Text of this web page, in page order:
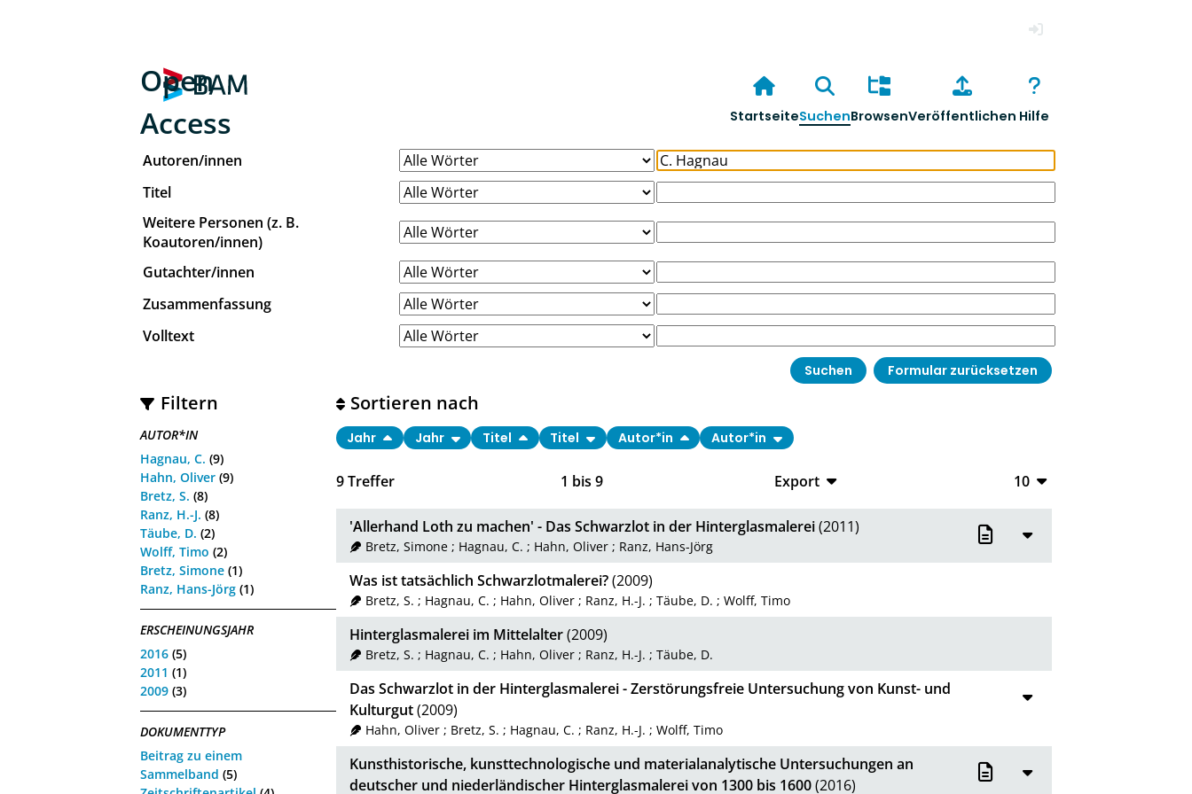
Open
Access
StartseiteSuchenBrowsenVeröffentlichen Hilfe
Autoren/innen
Titel
Weitere Personen (z. B.
Koautoren/innen)
Gutachter/innen
Zusammenfassung
Volltext
Filtern
AUTOR*IN
Hagnau, C. (9)
Hahn, Oliver (9)
Bretz, S. (8)
Ranz, H.-J. (8)
Täube, D. (2)
Wolff, Timo (2)
Bretz, Simone (1)
Ranz, Hans-Jörg (1)
ERSCHEINUNGSJAHR
2016 (5)
2011 (1)
2009 (3)
DOKUMENTTYP
Beitrag zu einem
Sammelband (5)
9Treffer 1 bis 9
Export
CSV
10
10
20
100
Sortieren nach
Jahr Jahr Titel Titel Autor*in Autor*in
'Allerhand Loth zu machen' - Das Schwarzlot in der Hinterglasmalerei(2011)
Bretz, Simone ; Hagnau, C. ; Hahn, Oliver ; Ranz, Hans-Jörg
Was ist tatsächlich Schwarzlotmalerei?(2009)
Bretz, S. ; Hagnau, C. ; Hahn, Oliver ; Ranz, H.-J. ;Täube, D. ;Wolff, Timo
Hinterglasmalerei im Mittelalter(2009)
Bretz, S. ; Hagnau, C. ; Hahn, Oliver ; Ranz, H.-J. ;Täube, D.
Das Schwarzlot in der Hinterglasmalerei - Zerstörungsfreie Untersuchung von Kunst- und
Kulturgut(2009)
Hahn, Oliver ; Bretz, S. ; Hagnau, C. ; Ranz, H.-J. ;Wolff, Timo
Kunsthistorische, kunsttechnologische und materialanalytische Untersuchungen an
deutscher und niederländischer Hinterglasmalerei von 1300 bis 1600(2016)